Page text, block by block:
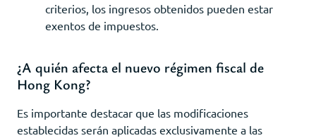
criterios, los ingresos obtenidos pueden estar
exentos de impuestos.
¿A quién afecta el nuevo régimen fiscal de
Hong Kong?
Es importante destacar que las modificaciones
establecidas serán aplicadas exclusivamente a las